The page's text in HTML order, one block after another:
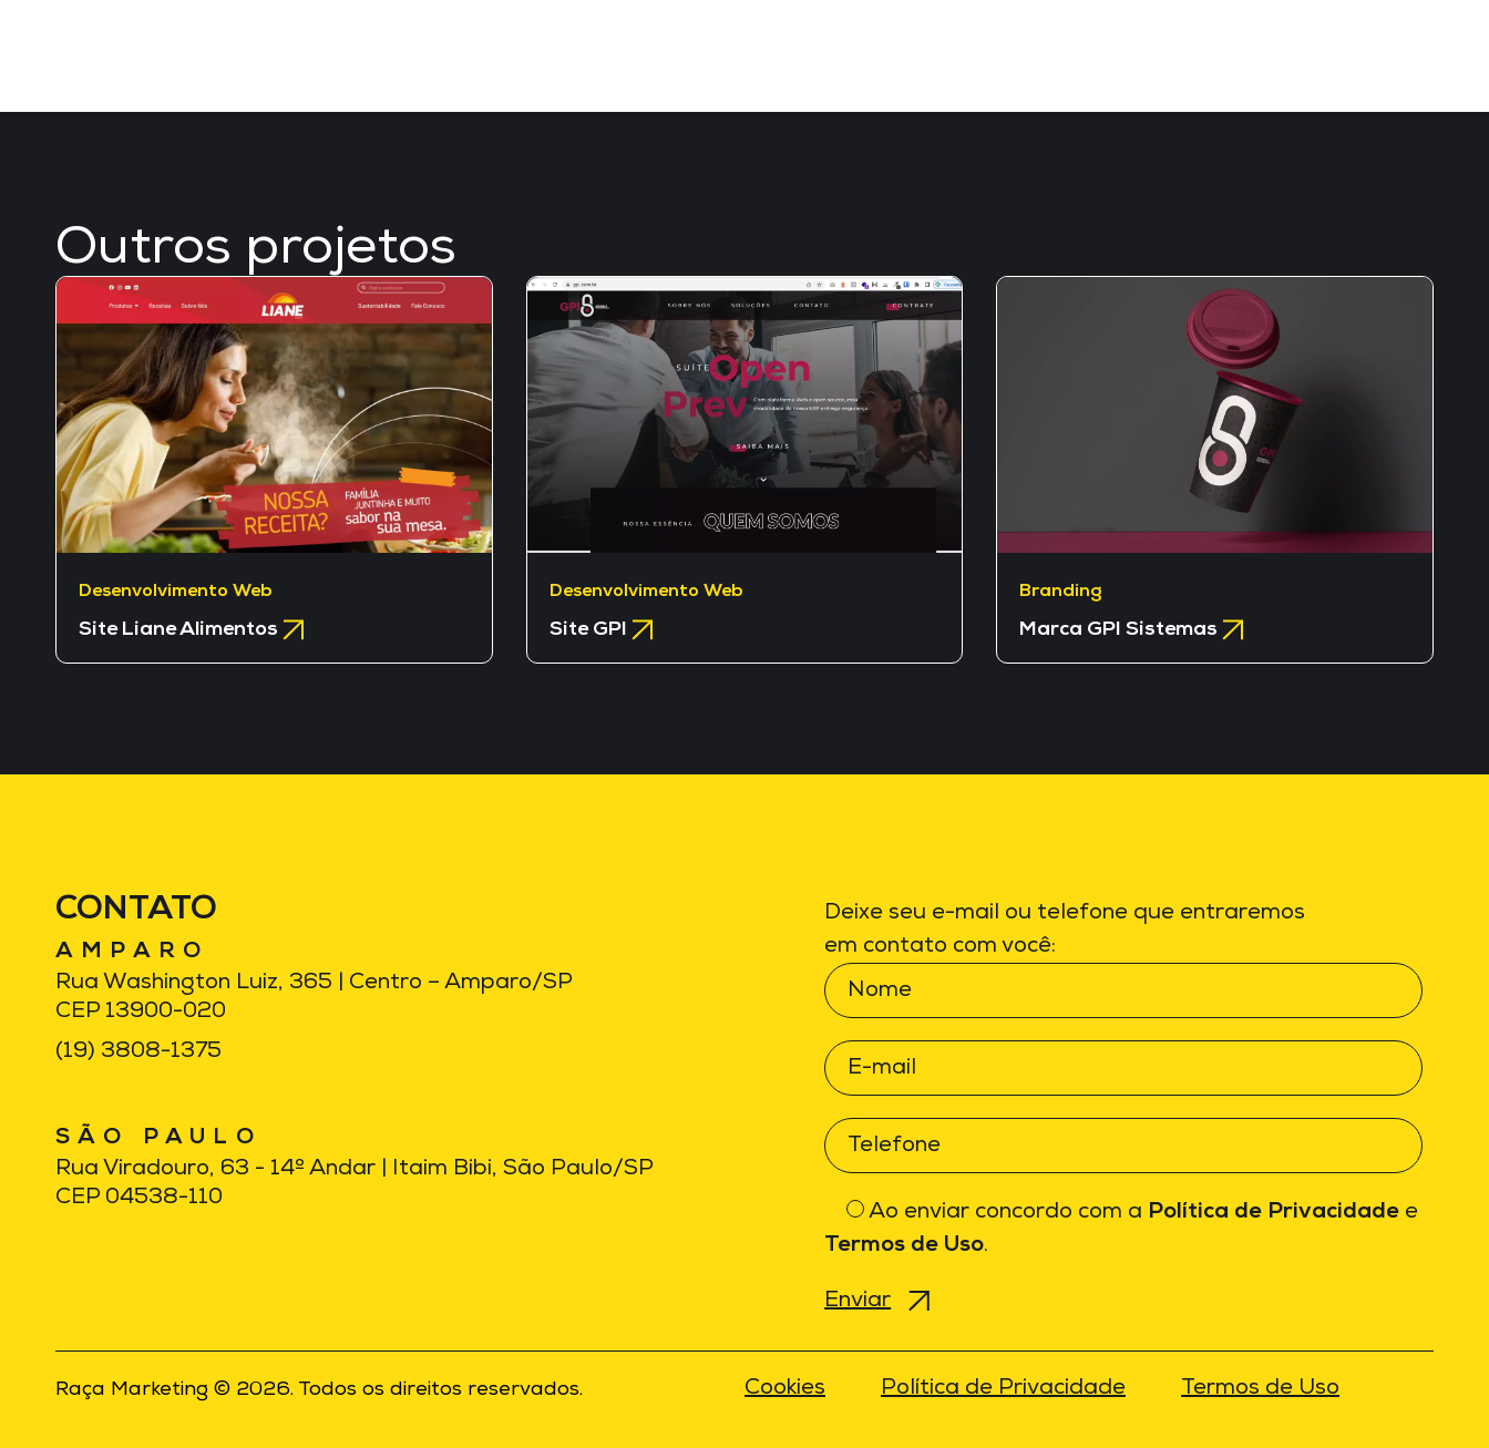
Outros projetos
Desenvolvimento Web
Site Liane Alimentos
Desenvolvimento Web
Site GPI
Branding
Marca GPI Sistemas
CONTATO
AMPARO
Rua Washington Luiz, 365 | Centro – Amparo/SP
CEP 13900-020
(19) 3808-1375
SÃO PAULO
Rua Viradouro, 63 - 14º Andar | Itaim Bibi, São Paulo/SP
CEP 04538-110
Deixe seu e-mail ou telefone que entraremos
em contato com você:
Ao enviar concordo com a Política de Privacidade e
Termos de Uso.
Raça Marketing © 2026. Todos os direitos reservados. Cookies Política de Privacidade Termos de Uso